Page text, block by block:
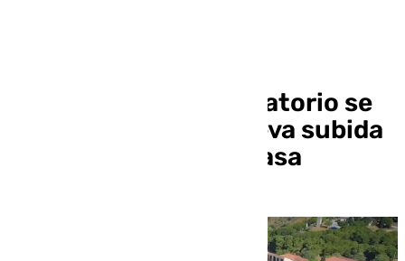
La cremación y el tanatorio se
encarecen con la nueva subida
de tarifas de Parcemasa